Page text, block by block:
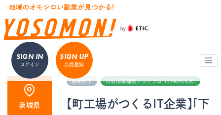
SIGN IN
ログイン
SIGN UP
会員登録
茨城県
募集終了 自治体等連携プログラム・iBARAKICK!
【町工場がつくるIT企業】「下